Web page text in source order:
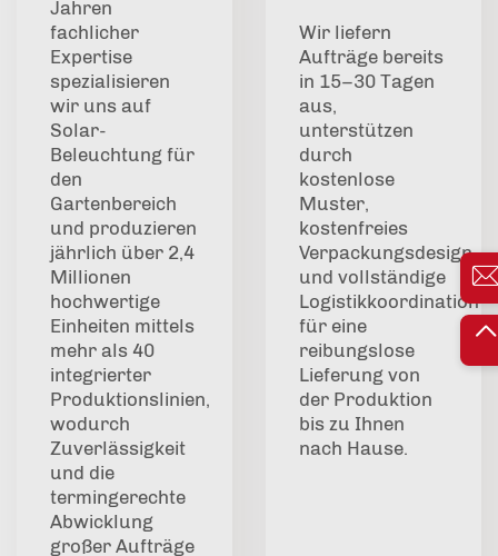
Jahren
fachlicher
Expertise
spezialisieren
wir uns auf
Solar-
Beleuchtung für
den
Gartenbereich
und produzieren
jährlich über 2,4
Millionen
hochwertige
Einheiten mittels
mehr als 40
integrierter
Produktionslinien,
wodurch
Zuverlässigkeit
und die
termingerechte
Abwicklung
großer Aufträge
Wir liefern
Aufträge bereits
in 15–30 Tagen
aus,
unterstützen
durch
kostenlose
Muster,
kostenfreies
Verpackungsdesign
und vollständige
Logistikkoordination
für eine
reibungslose
Lieferung von
der Produktion
bis zu Ihnen
nach Hause.